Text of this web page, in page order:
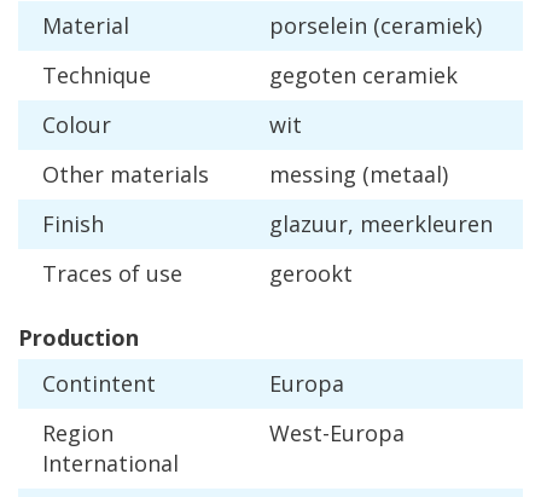
Material
porselein (ceramiek)
Technique
gegoten ceramiek
Colour
wit
Other materials messing (metaal)
Finish
glazuur, meerkleuren
Traces of use gerookt
Production
Contintent
Europa
Region
International
West-Europa